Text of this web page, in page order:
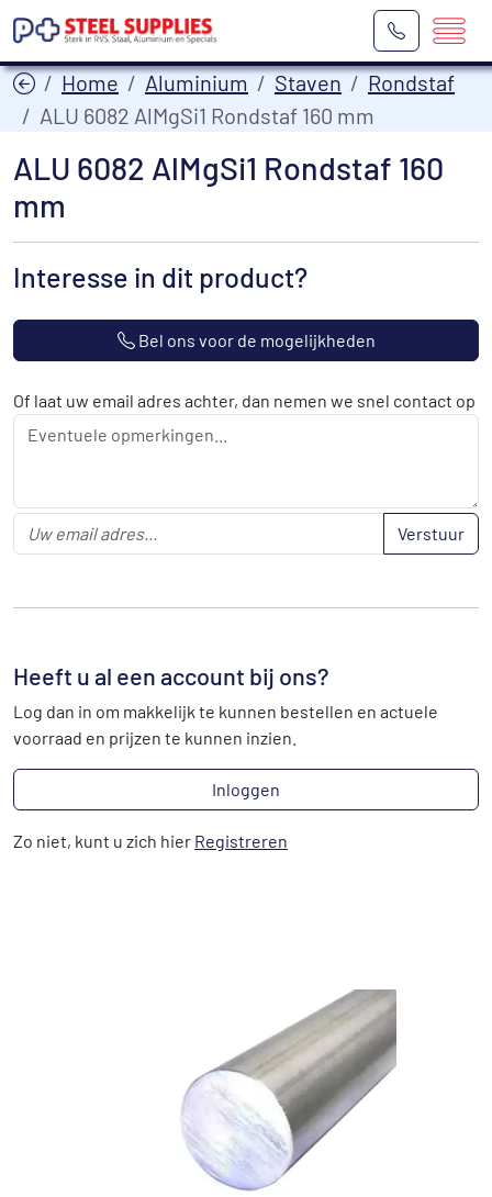
Home Aluminium Staven
Rondstaf
ALU 6082 AlMgSi1 Rondstaf 160 mm
ALU 6082 AlMgSi1 Rondstaf 160
mm
Interesse in dit product?
Bel ons voor de mogelijkheden
Of laat uw email adres achter, dan nemen we snel contact op
Verstuur
Heeft u al een account bij ons?
Log dan in om makkelijk te kunnen bestellen en actuele
voorraad en prijzen te kunnen inzien.
Inloggen
Zo niet, kunt u zich hier Registreren